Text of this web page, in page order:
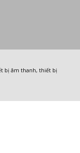
bị âm thanh, thiết bị